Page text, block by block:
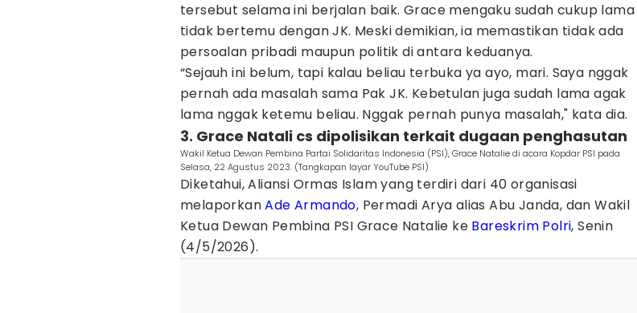
tersebut selama ini berjalan baik. Grace mengaku sudah cukup lama
tidak bertemu dengan JK. Meski demikian, ia memastikan tidak ada
persoalan pribadi maupun politik di antara keduanya.
“Sejauh ini belum, tapi kalau beliau terbuka ya ayo, mari. Saya nggak
pernah ada masalah sama Pak JK. Kebetulan juga sudah lama agak
lama nggak ketemu beliau. Nggak pernah punya masalah," kata dia.
3. Grace Natali cs dipolisikan terkait dugaan penghasutan
Wakil Ketua Dewan Pembina Partai Solidaritas Indonesia (PSI), Grace Natalie di acara Kopdar PSI pada
Selasa, 22 Agustus 2023. (Tangkapan layar YouTube PSI)
Diketahui, Aliansi Ormas Islam yang terdiri dari 40 organisasi
melaporkanAde Armando, Permadi Arya alias Abu Janda, dan Wakil
Ketua Dewan Pembina PSI Grace Natalie ke Bareskrim Polri, Senin
(4/5/2026).